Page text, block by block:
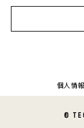
個人情
©